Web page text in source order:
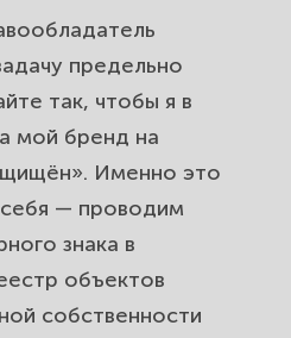
предельно
так, чтобы я в
мой бренд на
Именно это
— проводим
знака в
объектов
собственности